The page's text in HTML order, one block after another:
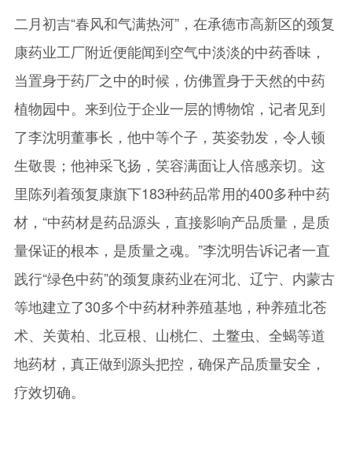
二月初吉“春风和气满热河”，在承德市高新区的颈复
康药业工厂附近便能闻到空气中淡淡的中药香味，
当置身于药厂之中的时候，仿佛置身于天然的中药
植物园中。来到位于企业一层的博物馆，记者见到
了李沈明董事长，他中等个子，英姿勃发，令人顿
生敬畏；他神采飞扬，笑容满面让人倍感亲切。这
里陈列着颈复康旗下183种药品常用的400多种中药
材，“中药材是药品源头，直接影响产品质量，是质
量保证的根本，是质量之魂。”李沈明告诉记者一直
践行“绿色中药”的颈复康药业在河北、辽宁、内蒙古
等地建立了30多个中药材种养殖基地，种养殖北苍
术、关黄柏、北豆根、山桃仁、土鳖虫、全蝎等道
地药材，真正做到源头把控，确保产品质量安全，
疗效切确。